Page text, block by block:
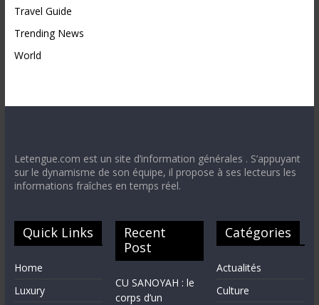
Travel Guide
Trending News
World
Letengue.com est un site d’information générales . S’appuyant
sur le dynamisme de son équipe, il propose à ses lecteurs les
informations fraîches en temps réel.
Quick Links
Home
Luxury
Recent
Post
CU SANOYAH : le
corps d’un
Catégories
Actualités
Culture